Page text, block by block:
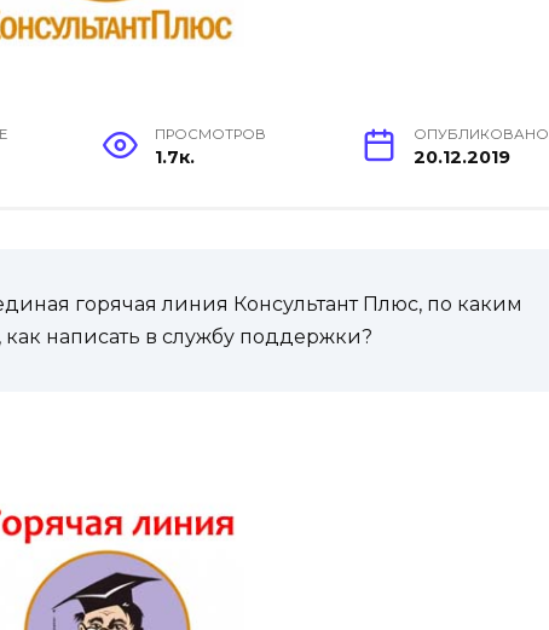
ПРОСМОТРОВ
1.7к.
ОПУБЛИКОВАНО
20.12.2019
горячая линия Консультант Плюс, по каким
написать в службу поддержки?